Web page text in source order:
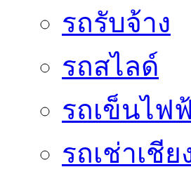
รถรับจ้าง
รถสไลด์
รถเข็นไฟ
รถเช่าเชีย